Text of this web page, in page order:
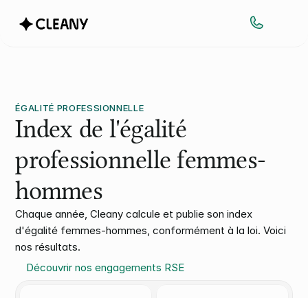
ÉGALITÉ PROFESSIONNELLE
Index de l'égalité
professionnelle femmes-
hommes
Chaque année, Cleany calcule et publie son index
d'égalité femmes-hommes, conformément à la loi. Voici
nos résultats.
Découvrir nos engagements RSE